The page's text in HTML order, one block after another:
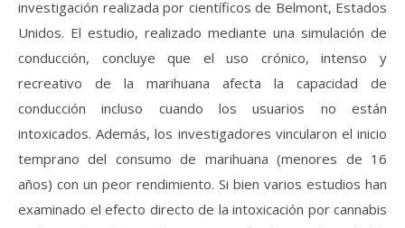
investigación realizada por científicos de Belmont, Estados
Unidos. El estudio, realizado mediante una simulación de
conducción, concluye que el uso crónico, intenso y
recreativo de la marihuana afecta la capacidad de
conducción incluso cuando los usuarios no están
intoxicados. Además, los investigadores vincularon el inicio
temprano del consumo de marihuana (menores de 16
años) con un peor rendimiento. Si bien varios estudios han
examinado el efecto directo de la intoxicación por cannabis